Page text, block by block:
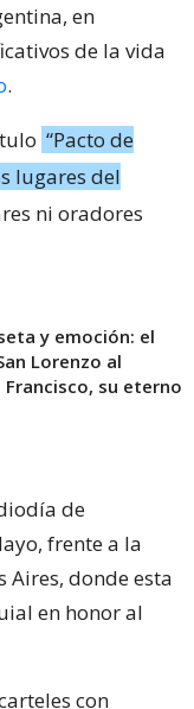
en
de la vida
.
“Pacto de
lugares del
ni oradores
y emoción: el
Lorenzo al
su eterno
de
frente a la
donde esta
en honor al
con